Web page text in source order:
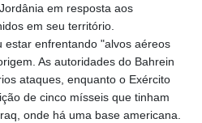
em resposta aos
em seu território.
estar enfrentando "alvos aéreos
As autoridades do Bahrein
ataques, enquanto o Exército
de cinco mísseis que tinham
onde há uma base americana.